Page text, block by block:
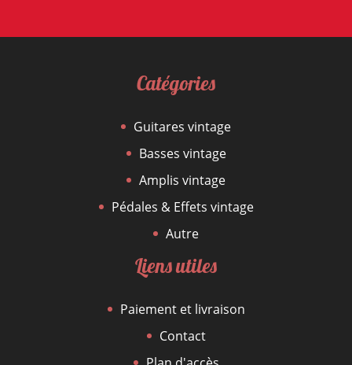
Catégories
Guitares vintage
Basses vintage
Amplis vintage
Pédales & Effets vintage
Autre
Liens utiles
Paiement et livraison
Contact